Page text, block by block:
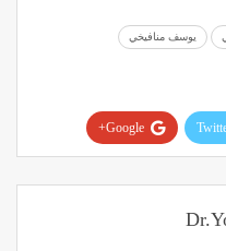
يوسف منافيخي
Google+